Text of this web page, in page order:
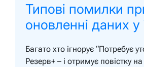
Типові помилки
оновленні даних
Багато хто ігнорує “Потребує
Резерв+ – і отримує повістку